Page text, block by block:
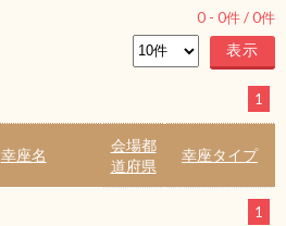
0 - 0件 /0件
1
幸座名
会場都
道府県
幸座タイプ
1